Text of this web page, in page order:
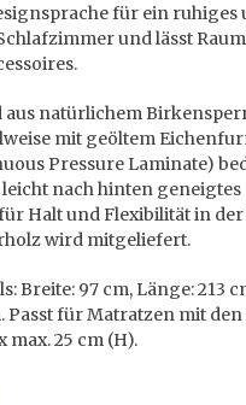
für ein ruhiges
und lässt
aus natürlichem
mit geöltem
Pressure Laminate)
nach hinten geneigtes
Halt und Flexibilität in
wird mitgeliefert.
Breite: 97 cm, Länge: 213
Passt für Matratzen mit
max. 25 cm (H).